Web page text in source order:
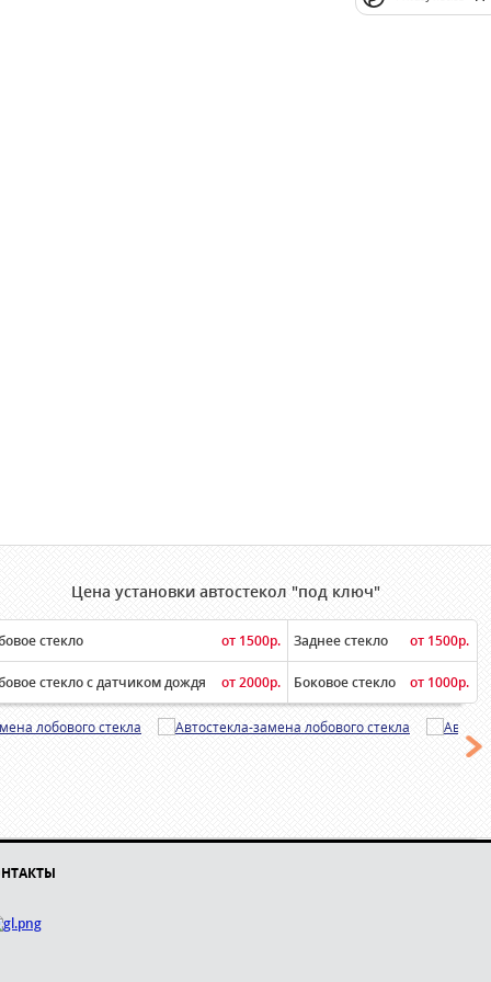
Цена установки автостекол "под ключ"
стекло от 1500р. Заднее стекло от 1500р.
стекло с датчиком дождя от 2000р. Боковое стекло от 1000р.